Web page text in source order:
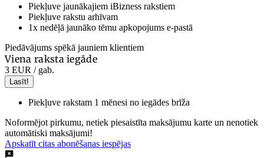
Piekļuve jaunākajiem iBizness rakstiem
Piekļuve rakstu arhīvam
1x nedēļā jaunāko tēmu apkopojums e-pastā
Piedāvājums spēkā jauniem klientiem
Viena raksta iegāde
3 EUR / gab.
Lasīt!
Piekļuve rakstam 1 mēnesi no iegādes brīža
Noformējot pirkumu, netiek piesaistīta maksājumu karte un nenotiek
automātiski maksājumi!
Apskatīt citas abonēšanas iespējas